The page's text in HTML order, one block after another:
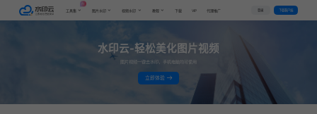
工具集 图片水印 视频水印 教程 下载 VIP 代理推广 登录 下载客户端
水印云-轻松美化图片视频
图片视频一键去水印，手机电脑均可使用
立即体验